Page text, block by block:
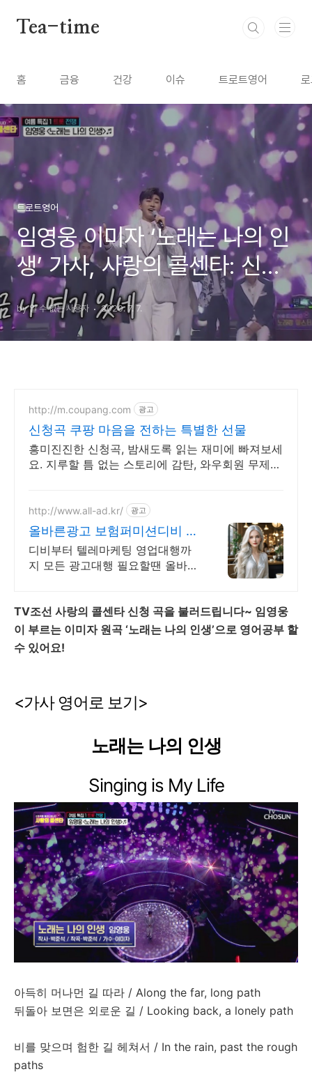
Tea-time
홈 금융 건강 이슈 트로트영어
트로트영어
임영웅 이미자 ‘노래는 나의 인
생’ 가사, 사랑의 콜센타: 신청
곡을 불러드립니다~ [트로트
영어로]
by 알 수 없는 사용자 2020. 7. 7.
http://m.coupang.com 광고
신청곡 쿠팡 마음을 전하는 특별한 선물
흥미진진한 신청곡, 밤새도록 읽는 재미에 빠져보세
요. 지루할 틈 없는 스토리에 감탄, 와우회원 무제한
http://www.all-ad.kr/ 광고
올바른광고 보험퍼미션디비 디
비광고 CPA전문 실행사
디비부터 텔레마케팅 영업대행까
지 모든 광고대행 필요할땐 올바른
TV조선 사랑의 콜센타 신청 곡을 불러드립니다~ 임영웅
이 부르는 이미자 원곡 ‘노래는 나의 인생’으로 영어공부 할
수 있어요!
<가사 영어로 보기>
노래는 나의 인생
Singing is My Life
아득히 머나먼 길 따라 / Along the far, long path
뒤돌아 보면은 외로운 길 / Looking back, a lonely path
비를 맞으며 험한 길 헤쳐서 / In the rain, past the rough
paths